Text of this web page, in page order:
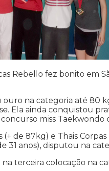
Rebello fez bonito em
na categoria até 80
Ela ainda conquistou
miss
(+ de 87kg) e Thais
31 anos), disputou na
terceira colocação na